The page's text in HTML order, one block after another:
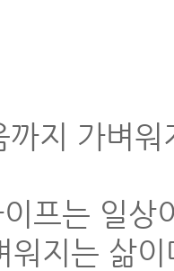
지 가벼워
프는 일상
워지는 삶